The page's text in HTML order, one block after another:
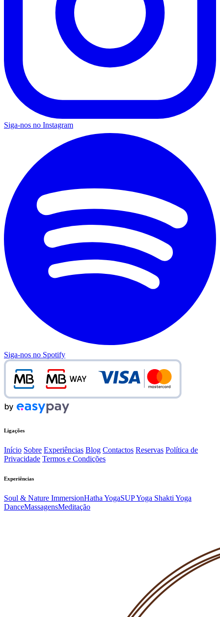
Siga-nos no Instagram
Siga-nos no Spotify
Ligações
Início Sobre Experiências Blog Contactos Reservas Política de
Privacidade Termos e Condições
Experiências
Soul & Nature ImmersionHatha YogaSUP Yoga Shakti Yoga
DanceMassagensMeditação